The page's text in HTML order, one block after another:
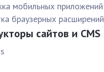
мобильных приложений
браузерных расширений
сайтов и CMS